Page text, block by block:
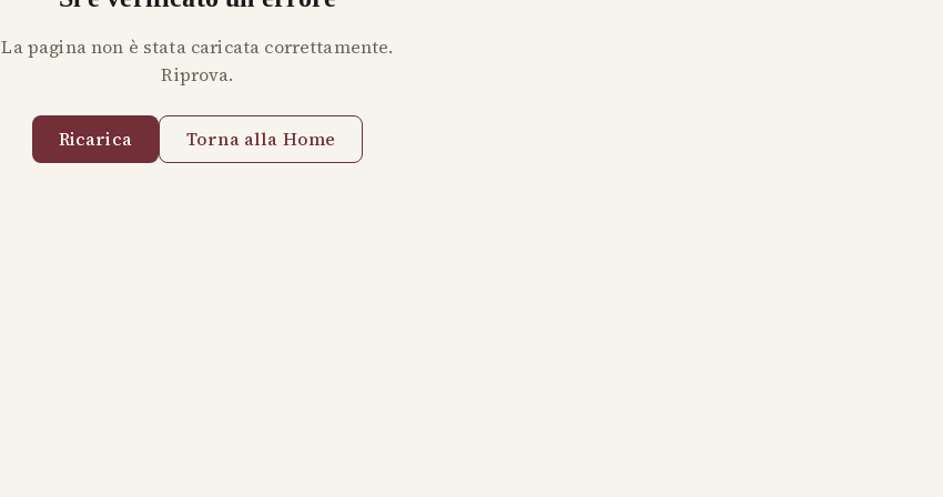
La pagina non è stata caricata correttamente.
Riprova.
Ricarica Torna alla Home